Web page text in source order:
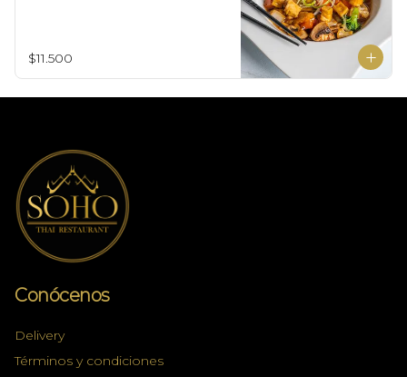
$11.500
Conócenos
Delivery
Términos y condiciones